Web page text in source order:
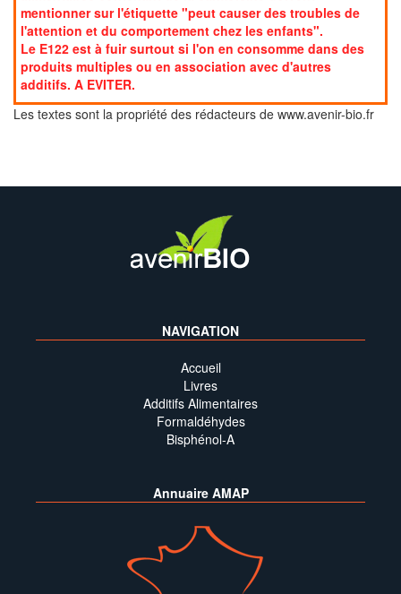
mentionner sur l'étiquette "peut causer des troubles de
l'attention et du comportement chez les enfants".
Le E122 est à fuir surtout si l'on en consomme dans des
produits multiples ou en association avec d'autres
additifs. A EVITER.
Les textes sont la propriété des rédacteurs de www.avenir-bio.fr
NAVIGATION
Accueil
Livres
Additifs Alimentaires
Formaldéhydes
Bisphénol-A
Annuaire AMAP